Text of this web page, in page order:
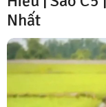
Nhất